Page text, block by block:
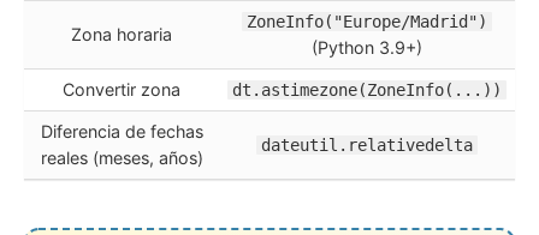
Zona horaria
ZoneInfo("Europe/Madrid")
(Python 3.9+)
Convertir zona dt.astimezone(ZoneInfo(...))
Diferencia de fechas
reales (meses, años)
dateutil.relativedelta